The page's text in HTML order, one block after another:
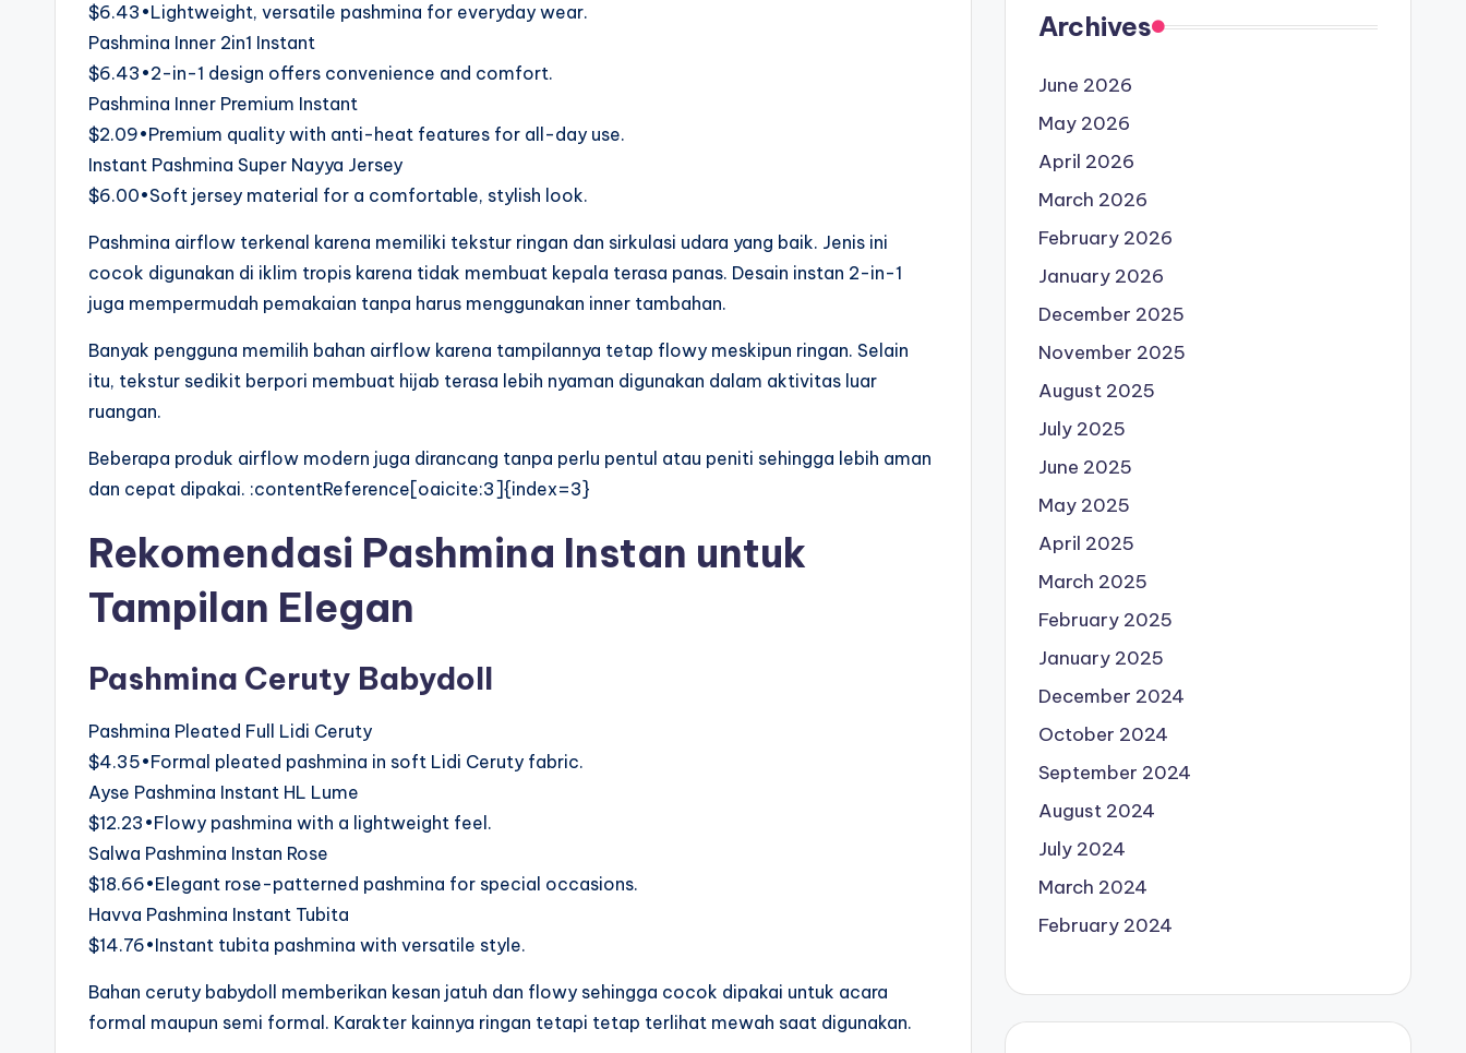
$6.43•Lightweight, versatile pashmina for everyday wear.
Pashmina Inner 2in1 Instant
$6.43•2-in-1 design offers convenience and comfort.
Pashmina Inner Premium Instant
$2.09•Premium quality with anti-heat features for all-day use.
Instant Pashmina Super Nayya Jersey
$6.00•Soft jersey material for a comfortable, stylish look.
Pashmina airflow terkenal karena memiliki tekstur ringan dan sirkulasi udara yang baik. Jenis ini
cocok digunakan di iklim tropis karena tidak membuat kepala terasa panas. Desain instan 2-in-1
juga mempermudah pemakaian tanpa harus menggunakan inner tambahan.
Banyak pengguna memilih bahan airflow karena tampilannya tetap flowy meskipun ringan. Selain
itu, tekstur sedikit berpori membuat hijab terasa lebih nyaman digunakan dalam aktivitas luar
ruangan.
Beberapa produk airflow modern juga dirancang tanpa perlu pentul atau peniti sehingga lebih aman
dan cepat dipakai. :contentReference[oaicite:3]{index=3}
Rekomendasi Pashmina Instan untuk
Tampilan Elegan
Pashmina Ceruty Babydoll
Pashmina Pleated Full Lidi Ceruty
$4.35•Formal pleated pashmina in soft Lidi Ceruty fabric.
Ayse Pashmina Instant HL Lume
$12.23•Flowy pashmina with a lightweight feel.
Salwa Pashmina Instan Rose
$18.66•Elegant rose-patterned pashmina for special occasions.
Havva Pashmina Instant Tubita
$14.76•Instant tubita pashmina with versatile style.
Bahan ceruty babydoll memberikan kesan jatuh dan flowy sehingga cocok dipakai untuk acara
formal maupun semi formal. Karakter kainnya ringan tetapi tetap terlihat mewah saat digunakan.
Archives
June 2026
May 2026
April 2026
March 2026
February 2026
January 2026
December 2025
November 2025
August 2025
July 2025
June 2025
May 2025
April 2025
March 2025
February 2025
January 2025
December 2024
October 2024
September 2024
August 2024
July 2024
March 2024
February 2024